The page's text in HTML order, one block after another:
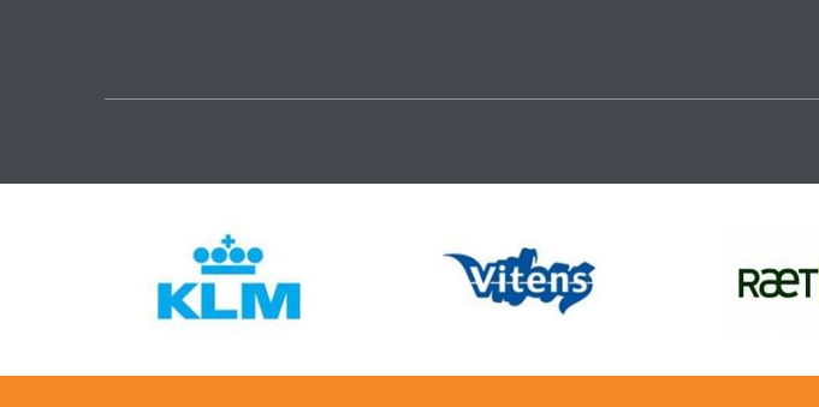
Financiële dienstverlening
Organisation Transformation
Public